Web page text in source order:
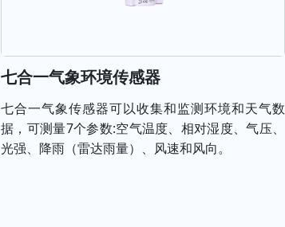
七合一气象环境传感器
七合一气象传感器可以收集和监测环境和天气数
据，可测量7个参数:空气温度、相对湿度、气压、
光强、降雨（雷达雨量）、风速和风向。